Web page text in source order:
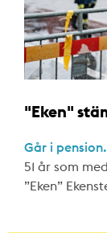
"Eken"
Går i pension.
51 år som
”Eken”